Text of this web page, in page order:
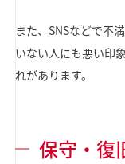
また、SNSなどで不
いない人にも悪い印
れがあります。
保守・復